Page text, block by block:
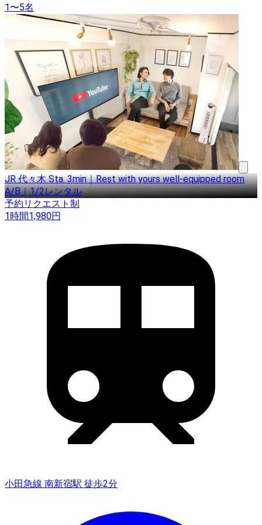
1〜5名
JR 代々木 Sta. 3min｜Rest with yours well-equipped room
A/B｜1/2レンタル
予約リクエスト制
1時間1,980円
小田急線 南新宿駅 徒歩2分